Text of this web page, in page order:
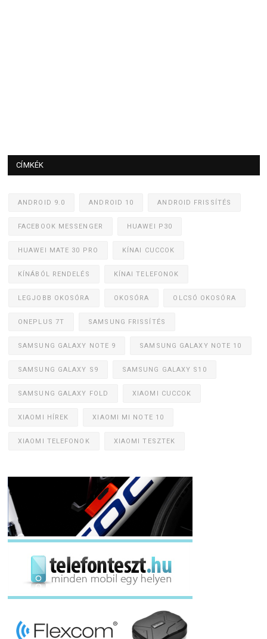
CÍMKÉK
ANDROID 9.0 ANDROID 10 ANDROID FRISSÍTÉS
FACEBOOK MESSENGER HUAWEI P30
HUAWEI MATE 30 PRO KÍNAI CUCCOK
KÍNÁBÓL RENDELÉS KÍNAI TELEFONOK
LEGJOBB OKOSÓRA OKOSÓRA OLCSÓ OKOSÓRA
ONEPLUS 7T SAMSUNG FRISSÍTÉS
SAMSUNG GALAXY NOTE 9 SAMSUNG GALAXY NOTE 10
SAMSUNG GALAXY S9 SAMSUNG GALAXY S10
SAMSUNG GALAXY FOLD XIAOMI CUCCOK
XIAOMI HÍREK XIAOMI MI NOTE 10
XIAOMI TELEFONOK XIAOMI TESZTEK